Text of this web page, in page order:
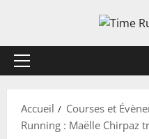
contenu
Menu
Accueil
Courses et
Running : Maëlle Chirpaz